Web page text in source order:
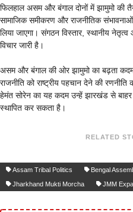
फिलहाल असम और बंगाल दोनों में झामुमो की
सामाजिक समीकरण और राजनीतिक
लिया जाएगा। संगठन विस्तार, स्थानीय
विचार जारी है।
असम और बंगाल की ओर झामुमो का बढ़ता कदम
राजनीति को राष्ट्रीय पहचान देने की
हेमंत सोरेन का यह कदम उन्हें झारखंड से
स्थापित कर सकता है।
RELATED
Assam Tribal Politics Bengal
Jharkhand Mukti Morcha
JMM